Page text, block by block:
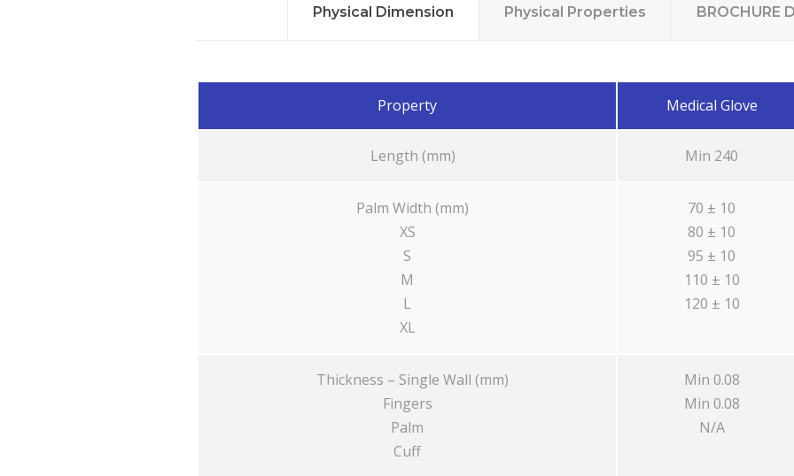
Physical Dimension Physical Properties BROCHURE
Property Medical Glove
Length (mm) Min 240
Palm Width (mm)
XS
S
M
L
XL
70 ± 10
80 ± 10
95 ± 10
110 ± 10
120 ± 10
Thickness – Single Wall (mm)
Fingers
Palm
Cuff
Min 0.08
Min 0.08
N/A